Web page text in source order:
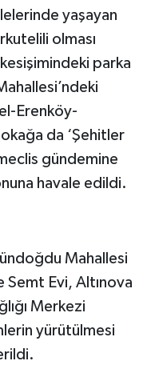
yaşayan
olması
parka
Erenköy-
da ‘Şehitler
gündemine
havale edildi.
Mahallesi
Semt Evi, Altınova
Merkezi
yürütülmesi